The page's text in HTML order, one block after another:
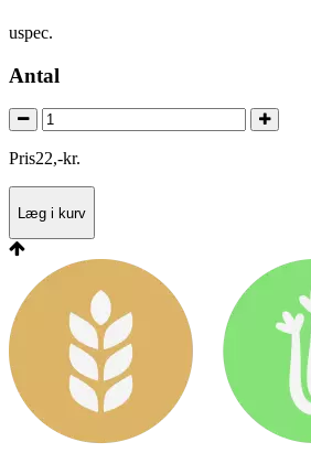
uspec.
Antal
Pris22,-kr.
Læg i kurv